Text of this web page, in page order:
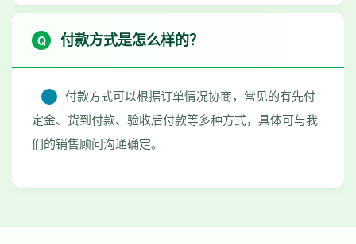
付款方式是怎么样的？
付款方式可以根据订单情况协商，常见的有先付
定金、货到付款、验收后付款等多种方式，具体可与我
们的销售顾问沟通确定。